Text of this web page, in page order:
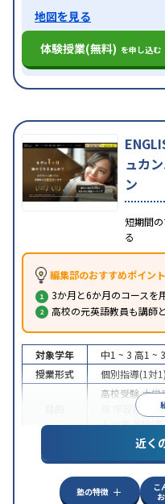
地図を見る
体験授業(無料) を申し込む
ュカ
ン
短期間
る
編集部のおすすめポイント
3か月と6か月のコースを
高校の元英語教員も講師
対象学年 中1 ~ 3 高1 ~ 3
授業形式
個別指導(1対1)
高校受験大学
学習習慣
ト対策英検(
特徴
中高一貫校生
学習にPC
科目から受講
近く
塾の特徴
こ